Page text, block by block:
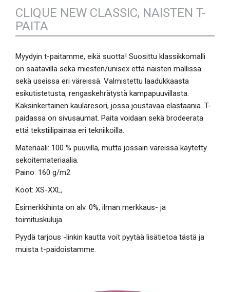
CLIQUE NEW CLASSIC, NAISTEN T-
PAITA
Myydyin t-paitamme, eikä suotta! Suosittu klassikkomalli
on saatavilla sekä miesten/unisex että naisten mallissa
sekä useissa eri väreissä. Valmistettu laadukkaasta
esikutistetusta, rengaskehrätystä kampapuuvillasta.
Kaksinkertainen kaularesori, jossa joustavaa elastaania. T-
paidassa on sivusaumat. Paita voidaan sekä brodeerata
että tekstiilipainaa eri tekniikoilla.
Materiaali: 100 % puuvilla, mutta jossain väreissä käytetty
sekoitemateriaalia.
Paino: 160 g/m2
Koot: XS-XXL,
Esimerkkihinta on alv. 0%, ilman merkkaus- ja
toimituskuluja.
Pyydä tarjous -linkin kautta voit pyytää lisätietoa tästä ja
muista t-paidoistamme.